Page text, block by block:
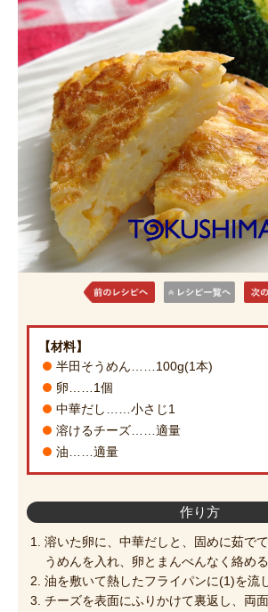
【材料】
半田そうめん……100g(1本)
卵……1個
中華だし……小さじ1
溶けるチーズ……適量
油……適量
作り方
溶いた卵に、中華だしと、固めに茹で
うめんを入れ、卵とまんべんなく絡める
油を敷いて熱したフライパンに(1)を流
チーズを表面にふりかけて裏返し、両